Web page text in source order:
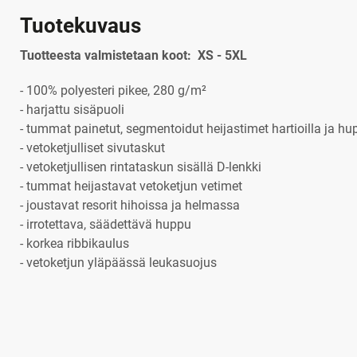
Tuotekuvaus
Tuotteesta valmistetaan koot: XS - 5XL
- 100% polyesteri pikee, 280 g/m²
- harjattu sisäpuoli
- tummat painetut, segmentoidut heijastimet hartioilla ja
- vetoketjulliset sivutaskut
- vetoketjullisen rintataskun sisällä D-lenkki
- tummat heijastavat vetoketjun vetimet
- joustavat resorit hihoissa ja helmassa
- irrotettava, säädettävä huppu
- korkea ribbikaulus
- vetoketjun yläpäässä leukasuojus